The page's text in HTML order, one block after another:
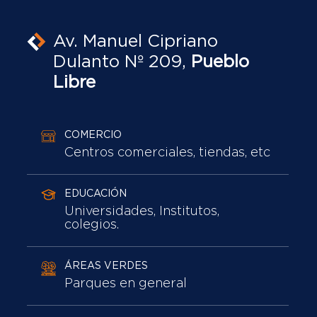
Av. Manuel Cipriano
Dulanto Nº 209, Pueblo
Libre
COMERCIO
Centros comerciales, tiendas, etc
EDUCACIÓN
Universidades, Institutos,
colegios.
ÁREAS VERDES
Parques en general